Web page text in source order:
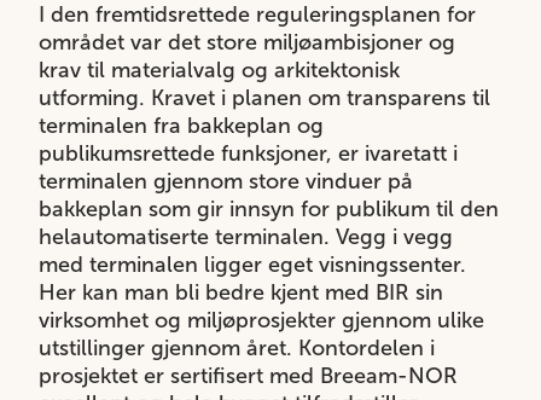
I den fremtidsrettede reguleringsplanen for
området var det store miljøambisjoner og
krav til materialvalg og arkitektonisk
utforming. Kravet i planen om transparens til
terminalen fra bakkeplan og
publikumsrettede funksjoner, er ivaretatt i
terminalen gjennom store vinduer på
bakkeplan som gir innsyn for publikum til den
helautomatiserte terminalen. Vegg i vegg
med terminalen ligger eget visningssenter.
Her kan man bli bedre kjent med BIR sin
virksomhet og miljøprosjekter gjennom ulike
utstillinger gjennom året. Kontordelen i
prosjektet er sertifisert med Breeam-NOR